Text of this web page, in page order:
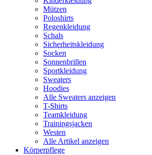
Mützen
Poloshirts
Regenkleidung
Schals
Sicherheitskleidung
Socken
Sonnenbrillen
Sportkleidung
Sweaters
Hoodies
Alle Sweaters anzeigen
T-Shirts
Teamkleidung
Trainingsjacken
Westen
Alle Artikel anzeigen
Körperpflege